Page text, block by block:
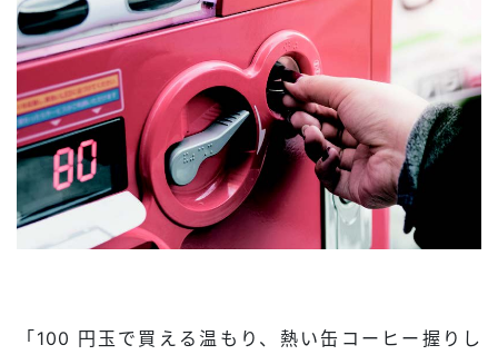
「100 円玉で買える温もり、熱い缶コーヒー握りし